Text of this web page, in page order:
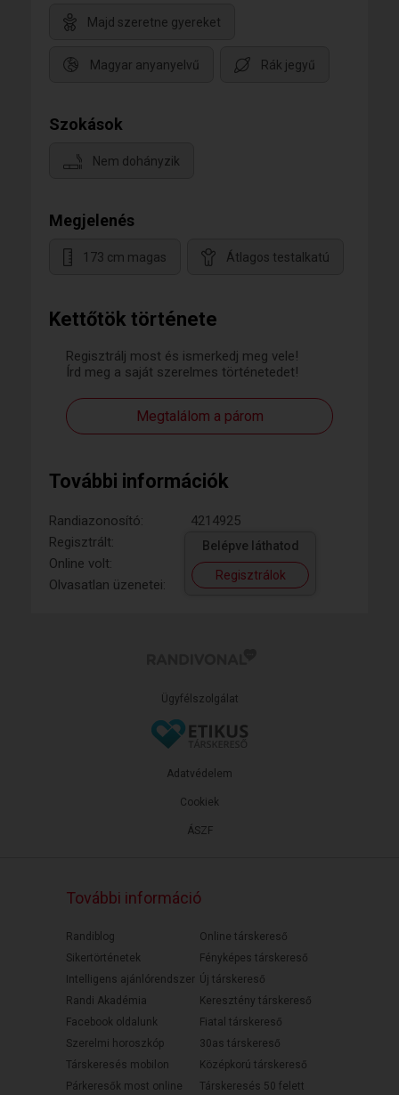
Kettőtök története
Regisztrálj most és ismerkedj meg vele!
Írd meg a saját szerelmes történetedet!
Megtalálom a párom
További információk
Randiazonosító:
4214925
Regisztrált:
Online volt:
Olvasatlan üzenetei:
Belépve láthatod
Regisztrálok
Majd szeretne gyereket
Magyar anyanyelvű Rák jegyű
Szokások
Nem dohányzik
Megjelenés
173 cm magas Átlagos testalkatú
Ügyfélszolgálat
ÁSZF
Adatvédelem
Cookiek
További információ
Randiblog
Sikertörténetek
Intelligens ajánlórendszer
Randi Akadémia
Facebook oldalunk
Szerelmi horoszkóp
Társkeresés mobilon
Párkeresők most online
Online társkereső
Fényképes társkereső
Új társkereső
Keresztény társkereső
Fiatal társkereső
30as társkereső
Középkorú társkereső
Társkeresés 50 felett